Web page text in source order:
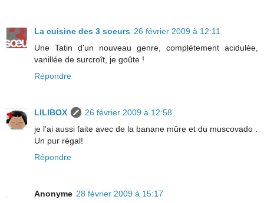
La cuisine des 3 soeurs 26 février 2009 à 12:11
Une Tatin d'un nouveau genre, complètement acidulée,
vanillée de surcroît, je goûte !
Répondre
LILIBOX
26 février 2009 à 12:58
je l'ai aussi faite avec de la banane mûre et du muscovado .
Un pur régal!
Répondre
Anonyme 28 février 2009 à 15:17